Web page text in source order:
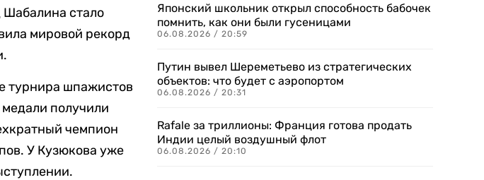
Шабалина стало
мировой рекорд
турнира шпажистов
получили
чемпион
У Кузюкова уже
Японский школьник открыл способность бабочек
помнить, как они были гусеницами
06.08.2026 / 20:59
Путин вывел Шереметьево из стратегических
объектов: что будет с аэропортом
06.08.2026 / 20:31
Rafale за триллионы: Франция готова продать
Индии целый воздушный флот
06.08.2026 / 20:10